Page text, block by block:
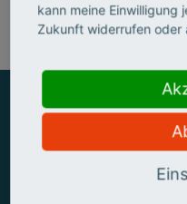
ZUSAMMEN
kann meine Einwilligung
Zukunft widerrufen oder